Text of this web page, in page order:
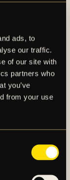
ads, to
our traffic.
of our site with
partners who
you’ve
from your use
ramverk
tydligt ansvar
skapa
blir centralt.
I AIK
AV
ATT SKAPA
men det